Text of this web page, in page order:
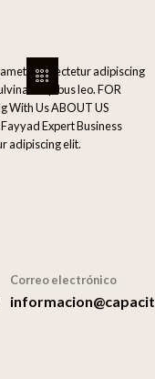
consectetur adipiscing
dapibus leo. FOR
With Us ABOUT US
Expert Business
adipiscing elit.
Correo electrónico